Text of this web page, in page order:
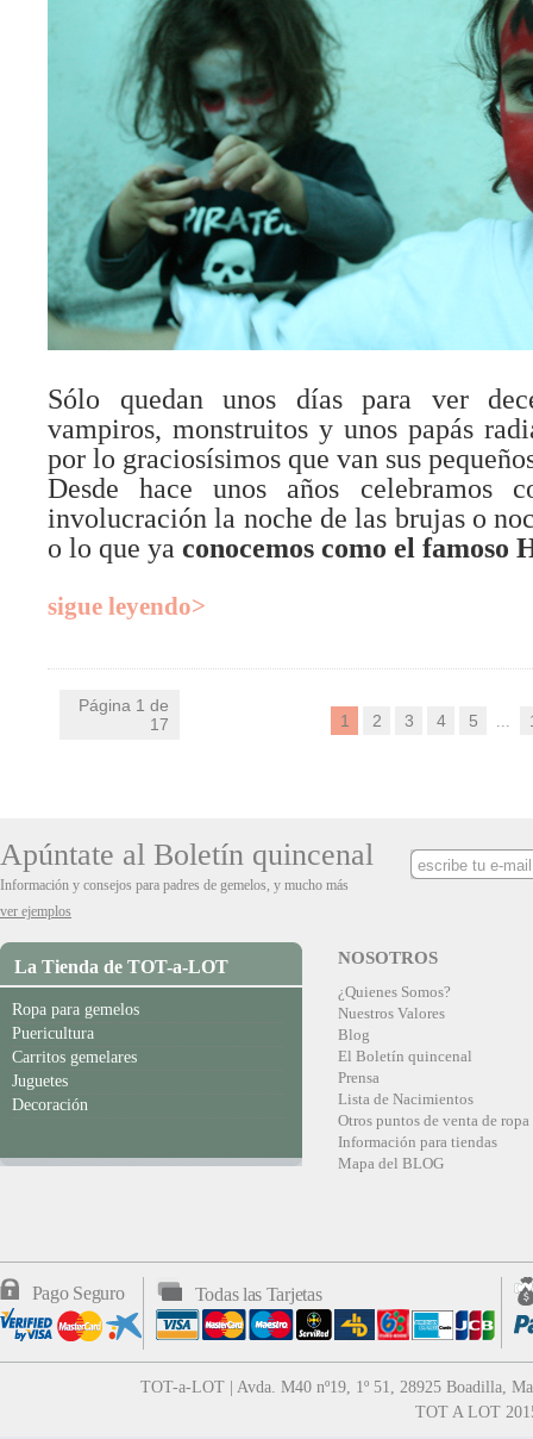
Sólo quedan unos días para ver
vampiros, monstruitos y unos papás
por lo graciosísimos que van sus
Desde hace unos años celebramos
involucración la noche de las brujas o
o lo que ya conocemos como el famoso
sigue leyendo>
Página 1 de
17
1 2 3 4 5
Apúntate al Boletín quincenal
Información y consejos para padres de gemelos, y mucho más
ver ejemplos
La Tienda de TOT-a-LOT
Ropa para gemelos
Puericultura
Carritos gemelares
Juguetes
Decoración
NOSOTROS
¿Quienes Somos?
Nuestros Valores
Blog
El Boletín quincenal
Prensa
Lista de Nacimientos
Otros puntos de venta de ropa
Información para tiendas
Mapa del BLOG
Pago Seguro Todas las Tarjetas
TOT-a-LOT | Avda. M40 nº19, 1º 51, 28925 Boadilla,
TOT A LOT